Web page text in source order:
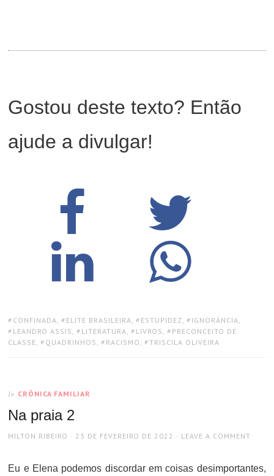
Gostou deste texto? Então
ajude a divulgar!
TAGS:
CONFINADA, ELITE BRASILEIRA, ESTUPIDEZ, IGNORÂNCIA,
LEANDRO ASSIS , LITERATURA, LIVROS , PRECONCEITO DE
CLASSE, QUADRINHOS , RACISMO , TRISCILA OLIVEIRA
In CRÔNICA FAMILIAR
Na praia 2
AUTHOR
MILTON RIBEIRO
POSTED
23 DE FEVEREIRO DE 2022 LEAVE A COMMENT
Eu e Elena podemos discordar em coisas desimportantes,